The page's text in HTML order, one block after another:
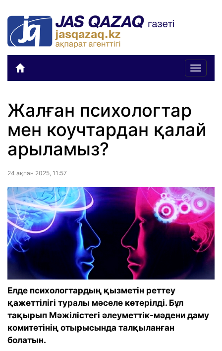
Toggle
Жалған психологтар
мен коучтардан қалай
арыламыз?
24 ақпан 2025, 11:57
Елде психологтардың қызметін реттеу
қажеттілігі туралы мәселе көтерілді. Бұл
тақырып Мәжілістегі әлеуметтік-мәдени даму
комитетінің отырысында талқыланған
болатын.